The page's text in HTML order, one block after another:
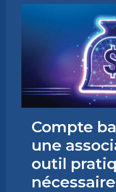
Compte
une
outil
nécessaire